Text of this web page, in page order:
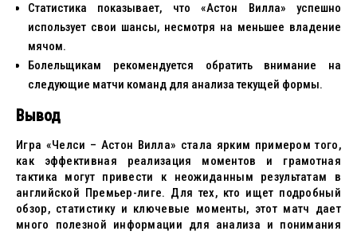
Статистика показывает, что «Астон Вилла» успешно
использует свои шансы, несмотря на меньшее владение
мячом.
Болельщикам рекомендуется обратить внимание на
следующие матчи команд для анализа текущей формы.
Вывод
Игра «Челси – Астон Вилла» стала ярким примером того,
как эффективная реализация моментов и грамотная
тактика могут привести к неожиданным результатам в
английской Премьер-лиге. Для тех, кто ищет подробный
обзор, статистику и ключевые моменты, этот матч дает
много полезной информации для анализа и понимания